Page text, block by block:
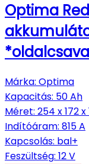
Optima
Márka: Optima
Kapacitás: 50 Ah
Méret: 254 x 172
Indítóáram: 815 A
Kapcsolás: bal+
Feszültség: 12 V